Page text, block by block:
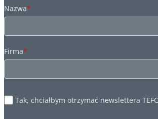
Nazwa*
Firma*
Tak, chciałbym otrzymać newslettera